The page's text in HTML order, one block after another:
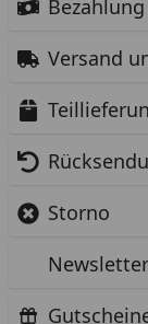
Versand
Storno
Newsletter